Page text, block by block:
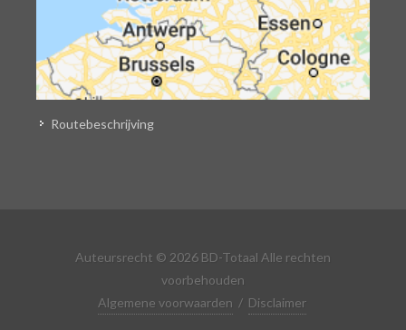
Routebeschrijving
Auteursrecht © 2026 BD-Totaal Alle rechten
voorbehouden
Algemene voorwaarden / Disclaimer